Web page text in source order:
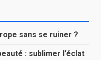
sans se ruiner ?
: sublimer l’éclat